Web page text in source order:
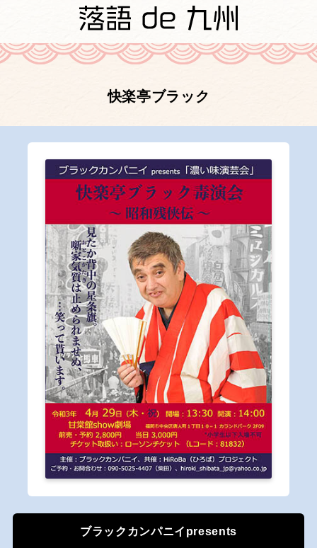
快楽亭ブラック
ブラックカンパニイpresents